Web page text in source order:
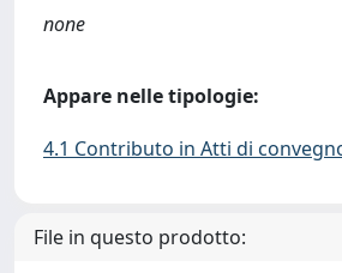
none
Appare nelle tipologie:
4.1 Contributo in Atti di
File in questo prodotto: